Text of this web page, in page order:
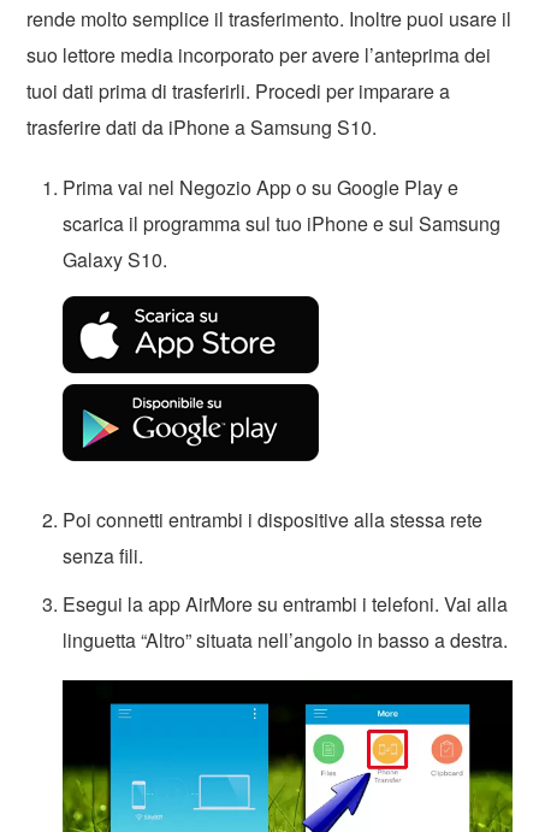
rende molto semplice il trasferimento. Inoltre puoi usare il
suo lettore media incorporato per avere l’anteprima dei
tuoi dati prima di trasferirli. Procedi per imparare a
trasferire dati da iPhone a Samsung S10.
Prima vai nel Negozio App o su Google Play e
scarica il programma sul tuo iPhone e sul Samsung
Galaxy S10.
Poi connetti entrambi i dispositive alla stessa rete
senza fili.
Esegui la app AirMore su entrambi i telefoni. Vai alla
linguetta “Altro” situata nell’angolo in basso a destra.